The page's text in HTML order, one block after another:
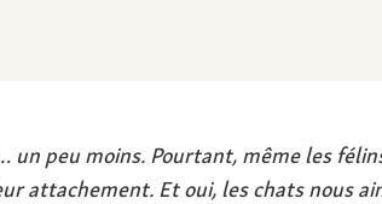
peu moins. Pourtant, même les
attachement. Et oui, les chats nous